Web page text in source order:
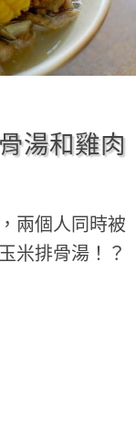
湯和雞肉
兩個人同時被
米排骨湯！？